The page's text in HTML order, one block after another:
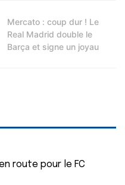
Mercato : coup dur ! Le
Real Madrid double le
Barça et signe un joyau
route pour le FC